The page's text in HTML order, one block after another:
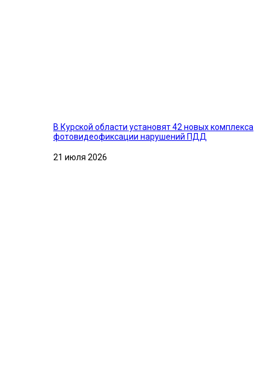
В Курской области установят 42 новых комплекса
фотовидеофиксации нарушений ПДД
21 июля 2026